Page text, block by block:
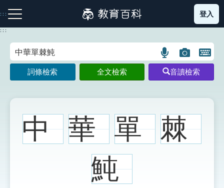
到
主
:::
注音索引圖示 筆畫索引圖示 部首索引表圖示
登入
:::
語
言
搜
示
圖
片
搜
示
開
鍵
圖
詞條檢索 全文檢索 音讀檢索
中 華 單 棘
魨